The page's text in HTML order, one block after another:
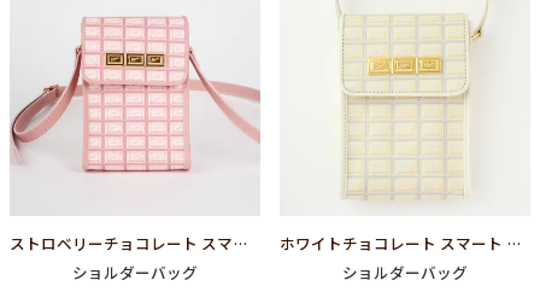
ストロベリーチョコレート スマート バッグ
ショルダーバッグ
ホワイトチョコレート スマート バッグ
ショルダーバッグ